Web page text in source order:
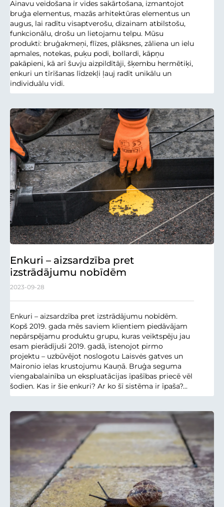
Ainavu veidošana ir vides sakārtošana, izmantojot
bruģa elementus, mazās arhitektūras elementus un
augus, lai radītu visaptverošu, dizainam atbilstošu,
funkcionālu, drošu un lietojamu telpu. Mūsu
produkti: bruģakmeņi, flīzes, plāksnes, zāliena un ielu
apmales, notekas, puķu podi, bollardi, kāpņu
pakāpieni, kā arī šuvju aizpildītāji, šķembu hermētiķi,
enkuri un tīrīšanas līdzekļi ļauj radīt unikālu un
individuālu vidi.
Enkuri – aizsardzība pret
izstrādājumu nobīdēm
2023-09-28
Enkuri – aizsardzība pret izstrādājumu nobīdēm.
Kopš 2019. gada mēs saviem klientiem piedāvājam
nepārspējamu produktu grupu, kuras veiktspēju jau
esam pierādījuši 2019. gadā, īstenojot pirmo
projektu – uzbūvējot noslogotu Laisvės gatves un
Maironio ielas krustojumu Kauņā. Bruģa seguma
viengabalainība un ekspluatācijas īpašības priecē vēl
šodien. Kas ir šie enkuri? Ar ko šī sistēma ir īpaša?...